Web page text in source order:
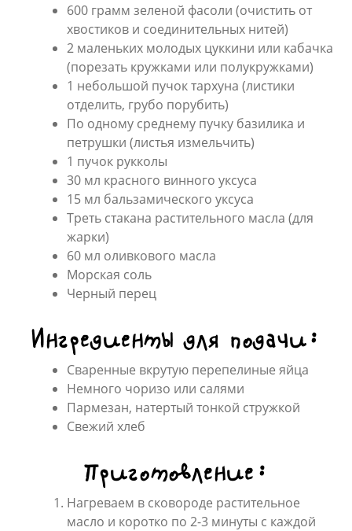
600 грамм зеленой фасоли (очистить от
хвостиков и соединительных нитей)
2 маленьких молодых цуккини или кабачка
(порезать кружками или полукружками)
1 небольшой пучок тархуна (листики
отделить, грубо порубить)
По одному среднему пучку базилика и
петрушки (листья измельчить)
1 пучок рукколы
30 мл красного винного уксуса
15 мл бальзамического уксуса
Треть стакана растительного масла (для
жарки)
60 мл оливкового масла
Морская соль
Черный перец
Ингредиенты для подачи:
Сваренные вкрутую перепелиные яйца
Немного чоризо или салями
Пармезан, натертый тонкой стружкой
Свежий хлеб
Приготовление:
Нагреваем в сковороде растительное
масло и коротко по 2-3 минуты с каждой